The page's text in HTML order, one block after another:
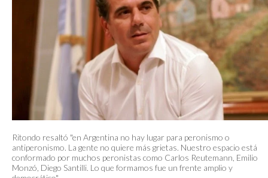
Ritondo resaltó "en Argentina no hay lugar para peronismo o
antiperonismo. La gente no quiere más grietas. Nuestro espacio está
conformado por muchos peronistas como Carlos Reutemann, Emilio
Monzó, Diego Santilli. Lo que formamos fue un frente amplio y